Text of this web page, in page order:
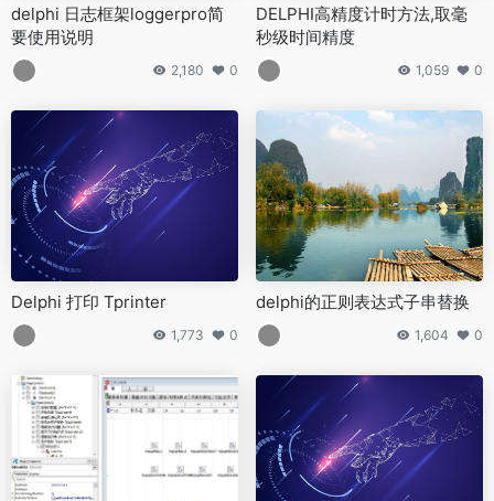
delphi 日志框架loggerpro简
要使用说明
2,180 0
DELPHI高精度计时方法,取毫
秒级时间精度
1,059 0
Delphi 打印 Tprinter
1,773 0
delphi的正则表达式子串替换
1,604 0